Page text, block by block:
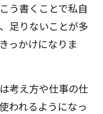
う書くことで私自
足りないことが多
っかけになりま
考え方や仕事の仕
われるようになっ